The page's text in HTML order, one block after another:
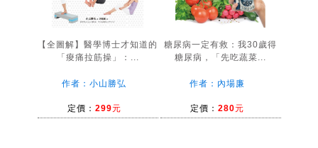
【全圖解】醫學博士才知道的
「痠痛拉筋操」：...
作者：小山勝弘
定價： 299元
糖尿病一定有救：我30歲得
糖尿病，「先吃蔬菜...
作者：內場廉
定價： 280元